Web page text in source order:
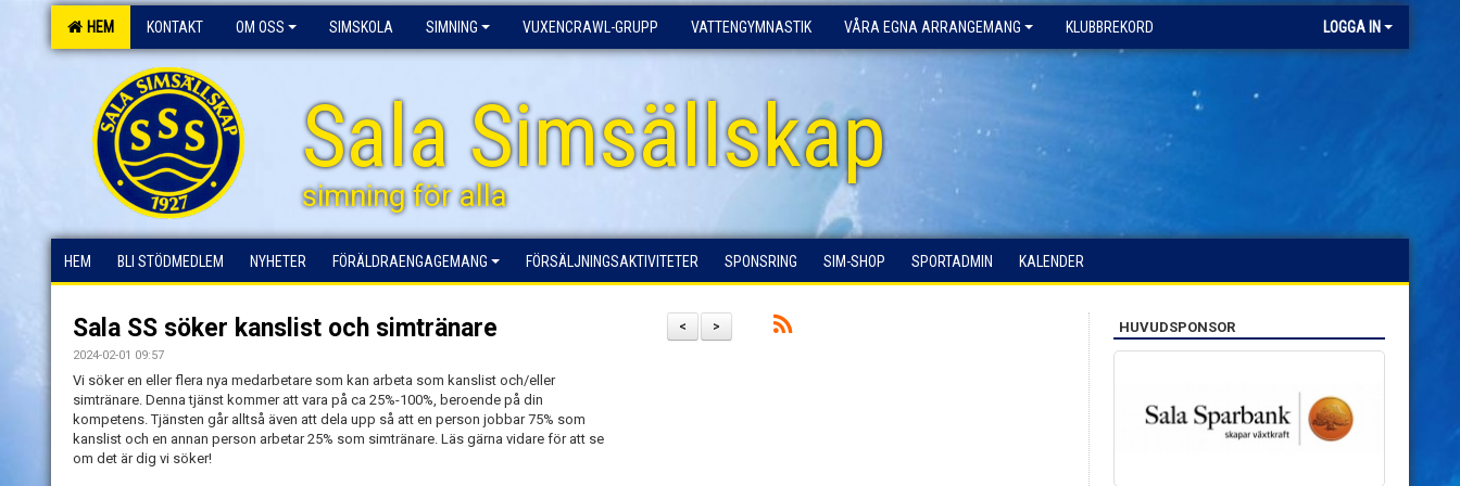
HEM KONTAKT OM OSS SIMSKOLA SIMNING VUXENCRAWL-GRUPP VATTENGYMNASTIK VÅRA EGNA ARRANGEMANG KLUBBREKORD LOGGA IN
Sala Simsällskap
simning för alla
HEM BLI STÖDMEDLEM NYHETER FÖRÄLDRAENGAGEMANG FÖRSÄLJNINGSAKTIVITETER SPONSRING SIM-SHOP SPORTADMIN KALENDER
>
<
Sala SS söker kanslist och simtränare
2024-02-01 09:57
Vi söker en eller flera nya medarbetare som kan arbeta som kanslist och/eller
simtränare. Denna tjänst kommer att vara på ca 25%-100%, beroende på din
kompetens. Tjänsten går alltså även att dela upp så att en person jobbar 75% som
kanslist och en annan person arbetar 25% som simtränare. Läs gärna vidare för att se
om det är dig vi söker!
HUVUDSPONSOR